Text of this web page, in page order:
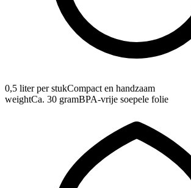
0,5 liter per stukCompact en handzaam
weightCa. 30 gramBPA-vrije soepele folie